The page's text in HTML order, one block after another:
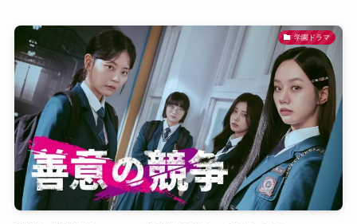
学園ドラマ